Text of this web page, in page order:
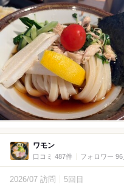
ワモン
口コミ 487件 フォロワー 96
2026/07 訪問 5回目